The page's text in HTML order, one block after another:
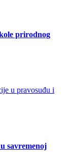
prirodnog
savremenoj